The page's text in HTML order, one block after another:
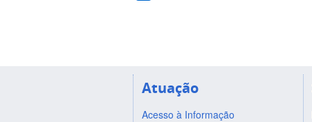
Atuação
Acesso à Informação